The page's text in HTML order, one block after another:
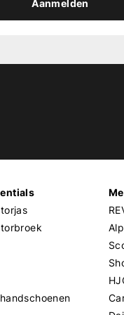
Aanmelden